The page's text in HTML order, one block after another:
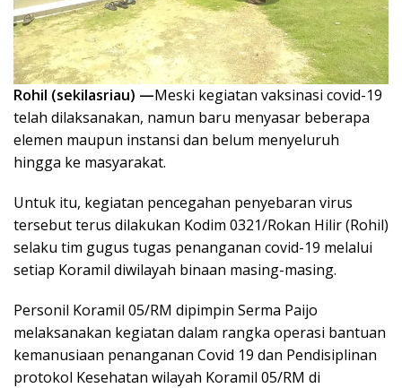
Rohil (sekilasriau) —Meski kegiatan vaksinasi covid-19
telah dilaksanakan, namun baru menyasar beberapa
elemen maupun instansi dan belum menyeluruh
hingga ke masyarakat.
Untuk itu, kegiatan pencegahan penyebaran virus
tersebut terus dilakukan Kodim 0321/Rokan Hilir (Rohil)
selaku tim gugus tugas penanganan covid-19 melalui
setiap Koramil diwilayah binaan masing-masing.
Personil Koramil 05/RM dipimpin Serma Paijo
melaksanakan kegiatan dalam rangka operasi bantuan
kemanusiaan penanganan Covid 19 dan Pendisiplinan
protokol Kesehatan wilayah Koramil 05/RM di